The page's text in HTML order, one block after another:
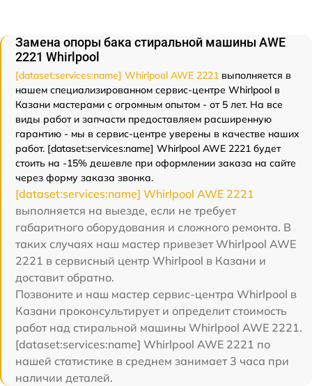
Замена опоры бака стиральной машины AWE
2221 Whirlpool
[dataset:services:name] Whirlpool AWE 2221 выполняется в
нашем специализированном сервис-центре Whirlpool в
Казани мастерами с огромным опытом - от 5 лет. На все
виды работ и запчасти предоставляем расширенную
гарантию - мы в сервис-центре уверены в качестве наших
работ. [dataset:services:name] Whirlpool AWE 2221 будет
стоить на -15% дешевле при оформлении заказа на сайте
через форму заказа звонка.
[dataset:services:name] Whirlpool AWE 2221
выполняется на выезде, если не требует
габаритного оборудования и сложного ремонта. В
таких случаях наш мастер привезет Whirlpool AWE
2221 в сервисный центр Whirlpool в Казани и
доставит обратно.
Позвоните и наш мастер сервис-центра Whirlpool в
Казани проконсультирует и определит стоимость
работ над стиральной машины Whirlpool AWE 2221.
[dataset:services:name] Whirlpool AWE 2221 по
нашей статистике в среднем занимает 3 часа при
наличии деталей.